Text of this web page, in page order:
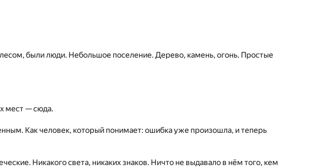
были люди. Небольшое поселение. Дерево, камень, огонь. Простые
мест — сюда.
Как человек, который понимает: ошибка уже произошла, и теперь
Никакого света, никаких знаков. Ничто не выдавало в нём того, кем